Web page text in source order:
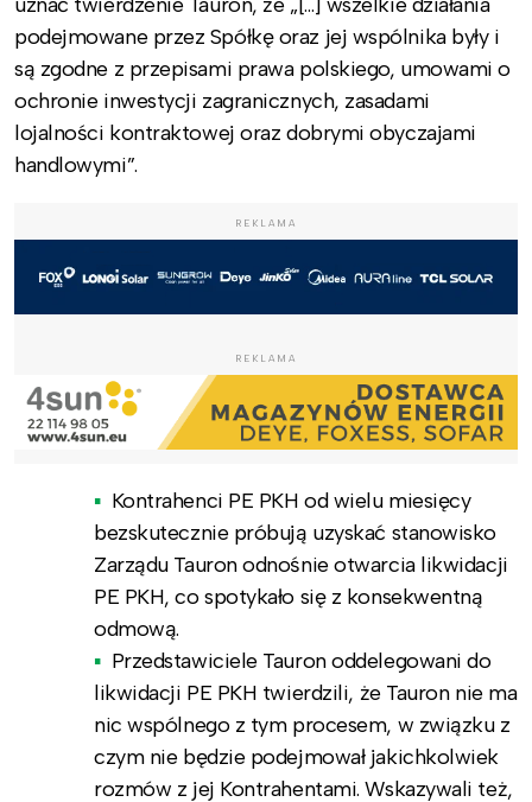
podejmowane przez Spółkę oraz jej wspólnika były i
są zgodne z przepisami prawa polskiego, umowami o
ochronie inwestycji zagranicznych, zasadami
lojalności kontraktowej oraz dobrymi obyczajami
handlowymi”.
REKLAMA
REKLAMA
Kontrahenci PE PKH od wielu miesięcy
bezskutecznie próbują uzyskać stanowisko
Zarządu Tauron odnośnie otwarcia likwidacji
PE PKH, co spotykało się z konsekwentną
odmową.
Przedstawiciele Tauron oddelegowani do
likwidacji PE PKH twierdzili, że Tauron nie ma
nic wspólnego z tym procesem, w związku z
czym nie będzie podejmował jakichkolwiek
rozmów z jej Kontrahentami. Wskazywali też,